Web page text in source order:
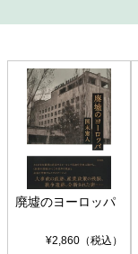
廃墟のヨーロッパ
¥2,860（税込）